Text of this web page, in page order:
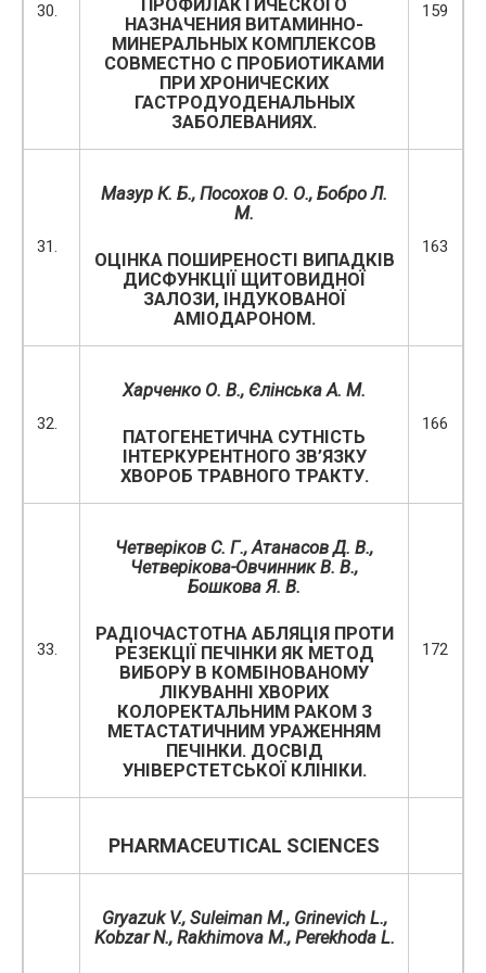
30.
ПРОФИЛАКТИЧЕСКОГО
НАЗНАЧЕНИЯ ВИТАМИННО-
МИНЕРАЛЬНЫХ КОМПЛЕКСОВ
СОВМЕСТНО С ПРОБИОТИКАМИ
ПРИ ХРОНИЧЕСКИХ
ГАСТРОДУОДЕНАЛЬНЫХ
ЗАБОЛЕВАНИЯХ.
159
31.
Мазур К. Б., Посохов О. О., Бобро Л.
М.
ОЦІНКА ПОШИРЕНОСТІ ВИПАДКІВ
ДИСФУНКЦІЇ ЩИТОВИДНОЇ
ЗАЛОЗИ, ІНДУКОВАНОЇ
АМІОДАРОНОМ.
163
32.
Харченко О. В., Єлінська А. М.
ПАТОГЕНЕТИЧНА СУТНІСТЬ
ІНТЕРКУРЕНТНОГО ЗВ’ЯЗКУ
ХВОРОБ ТРАВНОГО ТРАКТУ.
166
33.
Четверіков С. Г., Атанасов Д. В.,
Четверікова-Овчинник В. В.,
Бошкова Я. В.
РАДІОЧАСТОТНА АБЛЯЦІЯ ПРОТИ
РЕЗЕКЦІЇ ПЕЧІНКИ ЯК МЕТОД
ВИБОРУ В КОМБІНОВАНОМУ
ЛІКУВАННІ ХВОРИХ
КОЛОРЕКТАЛЬНИМ РАКОМ З
МЕТАСТАТИЧНИМ УРАЖЕННЯМ
ПЕЧІНКИ. ДОСВІД
УНІВЕРСТЕТСЬКОЇ КЛІНІКИ.
172
PHARMACEUTICAL SCIENCES
Gryazuk V., Suleiman M., Grinevich L.,
Kobzar N., Rakhimova M., Perekhoda L.